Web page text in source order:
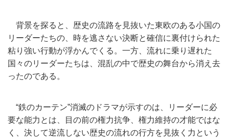
背景を探ると、 歴史の流路を見抜いた東欧のある小国の
リーダーたちの、 時を逃さない決断と確信に裏付けられた
粘り強い行動が浮かんでく る。一方、流れに乗り遅れた
国々のリーダーたちは、 混乱の中で歴史の舞台から消え去
ったのである。
“鉄のカーテン”消滅のドラマが示すのは、
リーダーに必
要な能力とは、目の前の権力抗争、 権力維持の才能ではな
く、 決して逆流しない歴史の流れの行方を見抜く力という